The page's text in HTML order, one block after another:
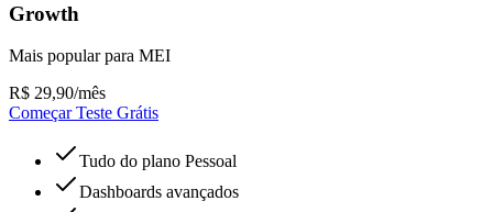
Growth
Mais popular para MEI
R$ 29,90/mês
Começar Teste Grátis
Tudo do plano Pessoal
Dashboards avançados